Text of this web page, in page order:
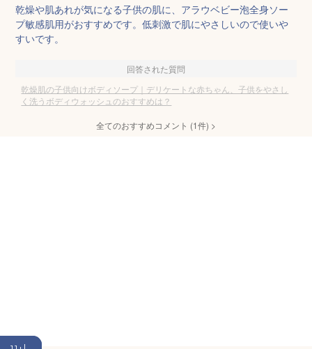
乾燥や肌あれが気になる子供の肌に、アラウベビー泡全身ソー
プ敏感肌用がおすすめです。低刺激で肌にやさしいので使いや
すいです。
回答された質問
乾燥肌の子供向けボディソープ｜デリケートな赤ちゃん、子供をやさし
く洗うボディウォッシュのおすすめは？
全てのおすすめコメント (1件) >